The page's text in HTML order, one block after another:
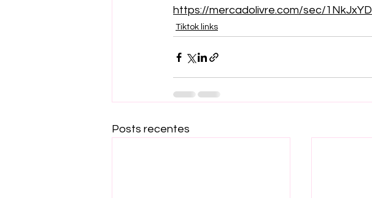
https://mercadolivre.com/sec/1NkJxYD
Tiktok links
Posts recentes